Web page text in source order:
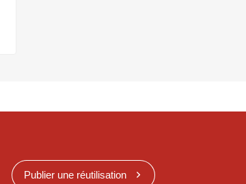
Publier une réutilisation